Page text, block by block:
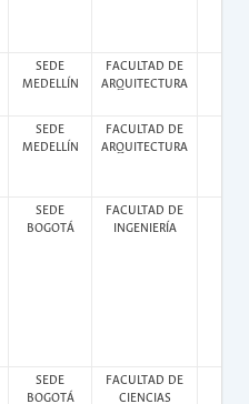
SEDE
MEDELLÍN
FACULTAD DE
ARQUITECTURA
SEDE
MEDELLÍN
FACULTAD DE
ARQUITECTURA
SEDE
BOGOTÁ
FACULTAD DE
INGENIERÍA
SEDE
BOGOTÁ
FACULTAD DE
CIENCIAS